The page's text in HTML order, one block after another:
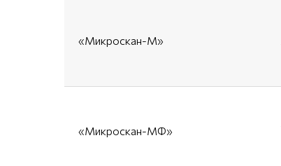
«Микроскан-М»
«Микроскан-МФ»